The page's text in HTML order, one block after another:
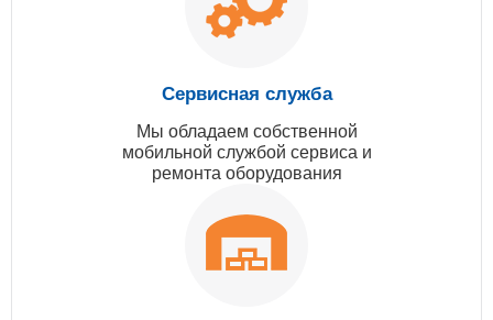
Сервисная служба
Мы обладаем собственной
мобильной службой сервиса и
ремонта оборудования